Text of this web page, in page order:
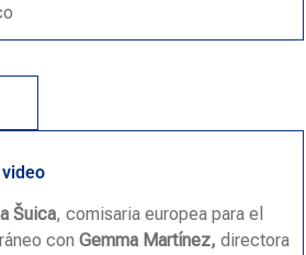
Šuica, comisaria europea para el
con Gemma Martínez, directora